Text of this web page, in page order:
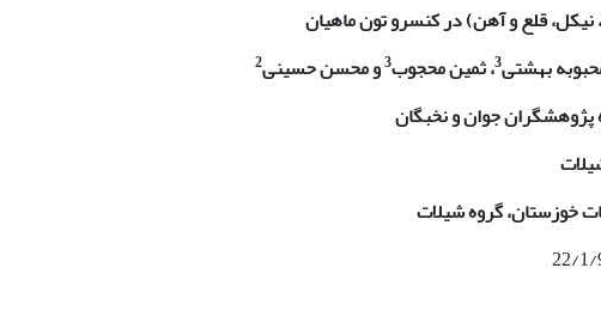
نیکل، قلع و آهن) در کنسرو تون ماهیان
بهشتی3، ثمین محجوب3و محسن حسینی2
پژوهشگران جوان و نخبگان
خوزستان، گروه شیلات